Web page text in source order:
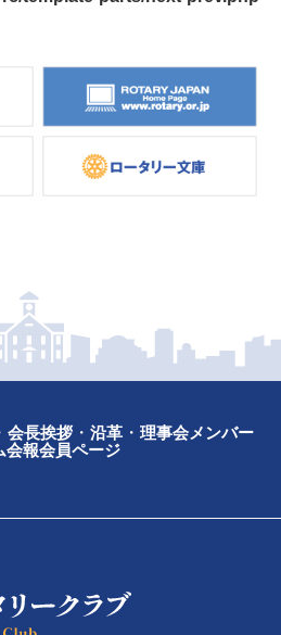
会長挨拶 沿革
理事会メンバー
会報会員ページ